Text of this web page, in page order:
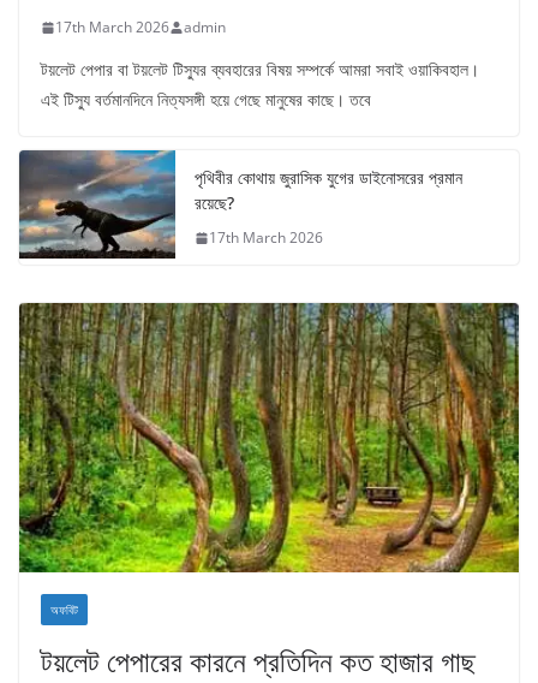
17th March 2026 admin
টয়লেট পেপার বা টয়লেট টিস্যুর ব্যবহারের বিষয় সম্পর্কে আমরা সবাই ওয়াকিবহাল।
এই টিস্যু বর্তমানদিনে নিত্যসঙ্গী হয়ে গেছে মানুষের কাছে। তবে
পৃথিবীর কোথায় জুরাসিক যুগের ডাইনোসরের প্রমান
রয়েছে?
17th March 2026
অফবিট
টয়লেট পেপারের কারনে প্রতিদিন কত হাজার গাছ